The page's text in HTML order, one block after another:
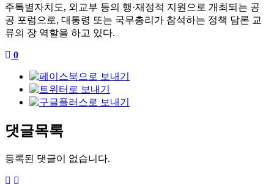
주특별자치도, 외교부 등의 행·재정적 지원으로 개최되는 공
공 포럼으로, 대통령 또는 국무총리가 참석하는 정책 담론 교
류의 장 역할을 하고 있다.
0
댓글목록
등록된 댓글이 없습니다.